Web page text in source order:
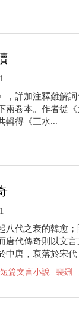
詳加注釋難解
兩卷本。作者從
輯得《三水...
八代之衰的韓愈
代傳奇則以文言
中唐，衰落於宋代
短篇文言小說 裴鉶